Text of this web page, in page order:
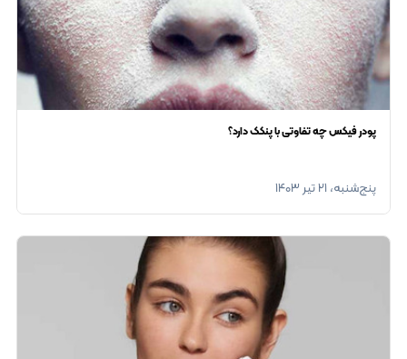
پودر فیکس چه تفاوتی با پنکک دارد؟
پنج‌شنبه، ۲۱ تیر ۱۴۰۳